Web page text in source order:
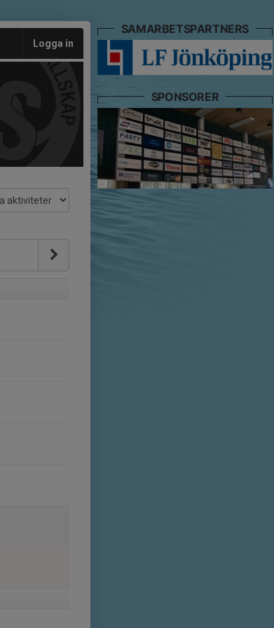
Logga in
SAMARBETSPARTNERS
SPONSORER